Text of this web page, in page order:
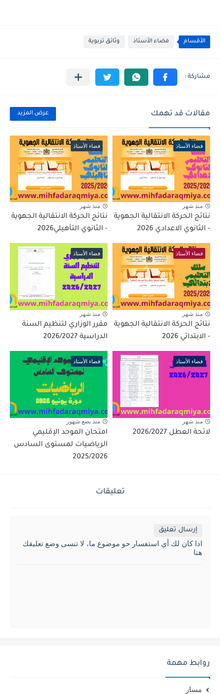
الأقسام فضاء الأستاذ وثائق تربوية
مقالات قد تهمك عرض المزيد
فضاء الأستاذ
منذ شهر
نتائج الحركة الانتقالية الجهوية
- الثانوي الاعدادي 2026
فضاء الأستاذ
منذ شهر
نتائج الحركة الانتقالية الجهوية
- الثانوي التأهيلي2026
فضاء الأستاذ
منذ شهر
نتائج الحركة الانتقالية الجهوية
- الابتدائي 2026
فضاء الأستاذ
منذ شهر
مقرر الوزاري لتنظيم السنة
الدراسية 2026/2027
فضاء الأستاذ
منذ شهر
لائحة العطل 2026/2027
فضاء الأستاذ
منذ بضع شهور
امتحان الموحد الإقليمي
الرياضيات لمستوى السادس
2025/2026
تعليقات
إرسال تعليق
اذا كان لك أي استفسار حو موضوع ما، لا تنسى وضع تعليقك
هنا
روابط مهمة
مسار